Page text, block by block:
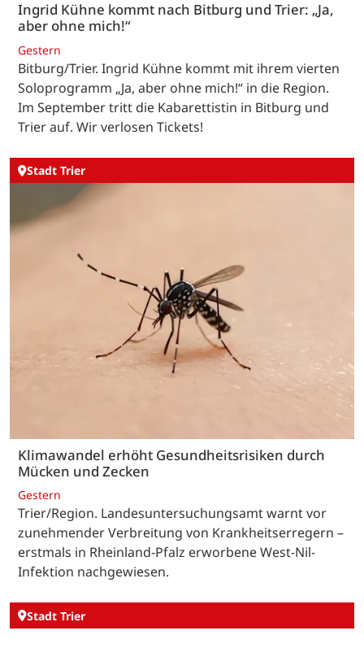
Ingrid Kühne kommt nach Bitburg und Trier: „Ja,
aber ohne mich!“
Gestern
Bitburg/Trier. Ingrid Kühne kommt mit ihrem vierten
Soloprogramm „Ja, aber ohne mich!“ in die Region.
Im September tritt die Kabarettistin in Bitburg und
Trier auf. Wir verlosen Tickets!
Stadt Trier
Klimawandel erhöht Gesundheitsrisiken durch
Mücken und Zecken
Gestern
Trier/Region. Landesuntersuchungsamt warnt vor
zunehmender Verbreitung von Krankheitserregern –
erstmals in Rheinland-Pfalz erworbene West-Nil-
Infektion nachgewiesen.
Stadt Trier